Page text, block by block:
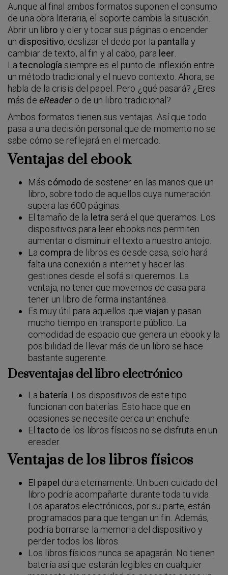
Aunque al final ambos formatos suponen el consumo
de una obra literaria, el soporte cambia la situación.
Abrir un libro y oler y tocar sus páginas o encender
un dispositivo, deslizar el dedo por la pantalla y
cambiar de texto, al fin y al cabo, para leer
Latecnología siempre es el punto de inflexión entre
un método tradicional y el nuevo contexto. Ahora, se
habla de la crisis del papel. Pero ¿qué pasará? ¿Eres
más de eReadero de un libro tradicional?
Ambos formatos tienen sus ventajas. Así que todo
pasa a una decisión personal que de momento no se
sabe cómo se reflejará en el mercado.
Ventajas del ebook
Más cómodo de sostener en las manos que un
libro, sobre todo de aquellos cuya numeración
supera las 600 páginas.
El tamaño de la letra será el que queramos. Los
dispositivos para leer ebooks nos permiten
aumentar o disminuir el texto a nuestro antojo.
La compra de libros es desde casa, solo hará
falta una conexión a internet y hacer las
gestiones desde el sofá si queremos. La
ventaja, no tener que movernos de casa para
tener un libro de forma instantánea.
Es muy útil para aquellos que viajan y pasan
mucho tiempo en transporte público. La
comodidad de espacio que genera un ebook y la
posibilidad de llevar más de un libro se hace
bastante sugerente.
Desventajas del libro electrónico
La batería . Los dispositivos de este tipo
funcionan con baterías. Esto hace que en
ocasiones se necesite cerca un enchufe.
Eltactode los libros físicos no se disfruta en un
ereader.
Ventajas de los libros físicos
El papel dura eternamente. Un buen cuidado del
libro podría acompañarte durante toda tu vida.
Los aparatos electrónicos, por su parte, están
programados para que tengan un fin. Además,
podría borrarse la memoria del dispositivo y
perder todos los libros.
Los libros físicos nunca se apagarán. No tienen
batería así que estarán legibles en cualquier